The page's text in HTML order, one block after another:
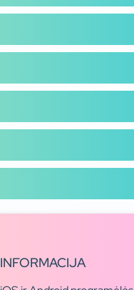
INFORMACIJA